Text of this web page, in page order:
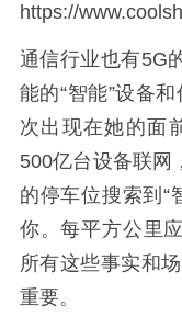
https://
通信行业也有5G
能的“智能”设备
次出现在她的面
500亿台设备联网
的停车位搜索到“
你。每平方公里
所有这些事实和
重要。